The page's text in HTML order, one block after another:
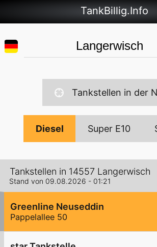
TankBillig.Info
Tankstellen in der
Diesel Super E10
Tankstellen in 14557 Langerwisch
Stand von 09.08.2026 - 01:21
Greenline Neuseddin
Pappelallee 50